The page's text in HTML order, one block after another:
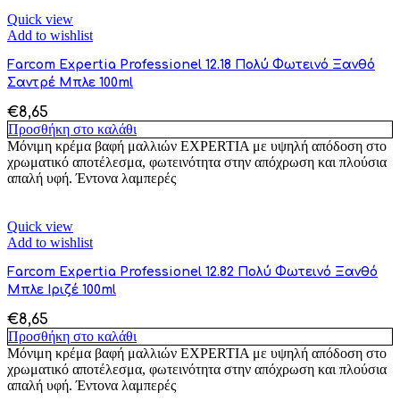
Quick view
Add to wishlist
Farcom Expertia Professionel 12.18 Πολύ Φωτεινό Ξανθό
Σαντρέ Μπλε 100ml
€8,65
Προσθήκη στο καλάθι
Μόνιμη κρέμα βαφή μαλλιών EXPERTIA με υψηλή απόδοση στο
χρωματικό αποτέλεσμα, φωτεινότητα στην απόχρωση και πλούσια
απαλή υφή. Έντονα λαμπερές
Quick view
Add to wishlist
Farcom Expertia Professionel 12.82 Πολύ Φωτεινό Ξανθό
Μπλε Ιριζέ 100ml
€8,65
Προσθήκη στο καλάθι
Μόνιμη κρέμα βαφή μαλλιών EXPERTIA με υψηλή απόδοση στο
χρωματικό αποτέλεσμα, φωτεινότητα στην απόχρωση και πλούσια
απαλή υφή. Έντονα λαμπερές